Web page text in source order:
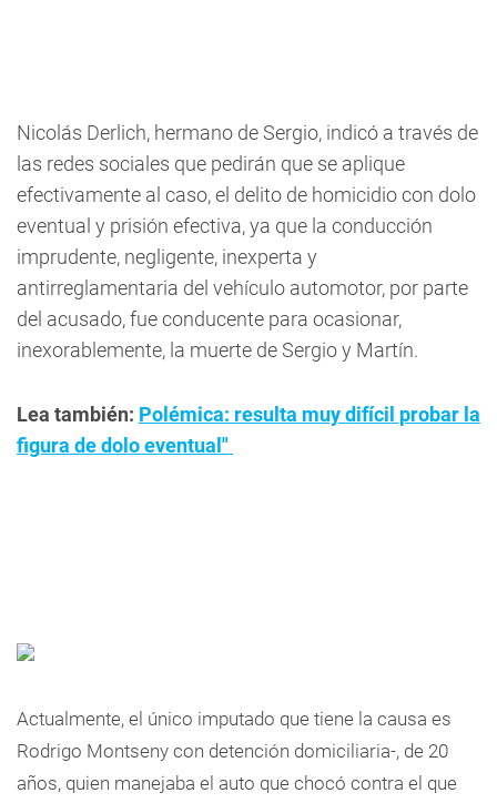
Nicolás Derlich, hermano de Sergio, indicó a través de
las redes sociales que pedirán que se aplique
efectivamente al caso, el delito de homicidio con dolo
eventual y prisión efectiva, ya que la conducción
imprudente, negligente, inexperta y
antirreglamentaria del vehículo automotor, por parte
del acusado, fue conducente para ocasionar,
inexorablemente, la muerte de Sergio y Martín.
Lea también: Polémica: resulta muy difícil probar la
figura de dolo eventual"
Actualmente, el único imputado que tiene la causa es
Rodrigo Montseny con detención domiciliaria-, de 20
años, quien manejaba el auto que chocó contra el que